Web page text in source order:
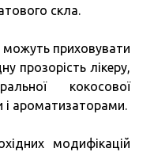
скла.
приховувати
прозорість лікеру,
кокосової
і ароматизаторами.
модифікацій